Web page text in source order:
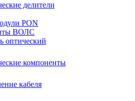
делители
PON
ВОЛС
оптический
компоненты
кабеля